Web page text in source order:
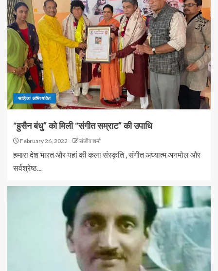
साहित्य अभिव्यक्ति
“हुसैन बंधु” को मिली “संगीत सम्राट” की उपाधि
February 26, 2022 संजीव शर्मा
हमारा देश भारत और यहां की कला संस्कृति , संगीत अध्यात्म अनमोल और
सर्वश्रेष्ठ...